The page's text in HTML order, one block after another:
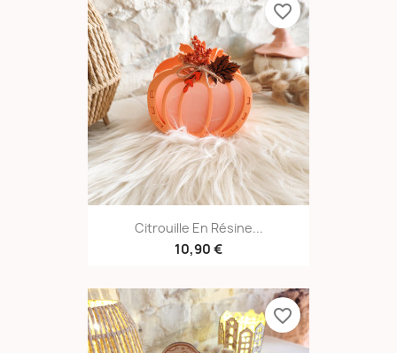
Citrouille En Résine...
10,90 €
favorite_border
favorite_border